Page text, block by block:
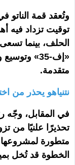
توقيت تزداد فيه
الحلف، بينما
«إف-35»
متقدمة.
نتنياهو يحذر من
في المقابل، وجّه
متطورة لمشروعها
الخطوة قد تُخل